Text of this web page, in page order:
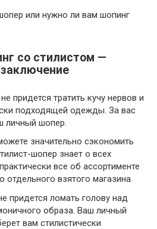
со стилистом —
придется тратить кучу нервов и
подходящей одежды. За вас
личный шопер.
значительно сэкономить
шопер знает о всех
все об ассортименте
отдельного взятого магазина.
придется ломать голову над
образа. Ваш личный
вам стилистически